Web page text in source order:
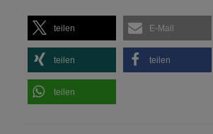
teilen E-Mail
teilen teilen
teilen